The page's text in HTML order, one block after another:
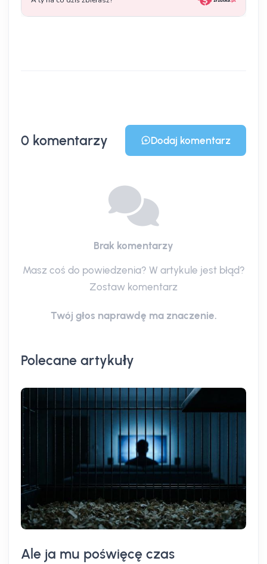
0 komentarzy Dodaj komentarz
Brak komentarzy
Masz coś do powiedzenia? W artykule jest błąd?
Zostaw komentarz
Twój głos naprawdę ma znaczenie.
Polecane artykuły
Ale ja mu poświęcę czas